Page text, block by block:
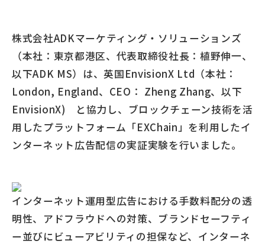
株式会社ADKマーケティング・ソリューションズ
（本社：東京都港区、代表取締役社長：植野伸一、
以下ADK MS）は、英国EnvisionX Ltd（本社：
London, England、CEO： Zheng Zhang、以下
EnvisionX) と協力し、ブロックチェーン技術を活
用したプラットフォーム「EXChain」を利用したイ
ンターネット広告配信の実証実験を行いました。
インターネット運用型広告における手数料配分の透
明性、アドフラウドへの対策、ブランドセーフティ
ー並びにビューアビリティの担保など、インターネ